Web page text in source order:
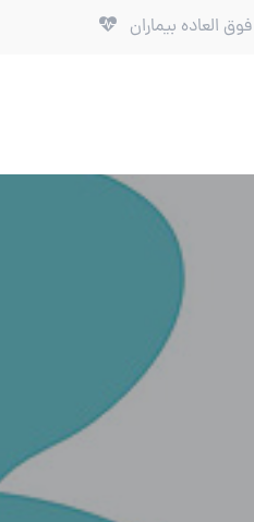
العاده بیماران